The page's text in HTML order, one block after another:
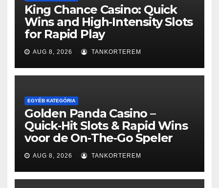
King Chance Casino: Quick
Wins and High‑Intensity Slots
for Rapid Play
AUG 8, 2026 TANKORTEREM
EGYÉB KATEGÓRIA
Golden Panda Casino –
Quick‑Hit Slots & Rapid Wins
voor de On‑The‑Go Speler
AUG 8, 2026 TANKORTEREM